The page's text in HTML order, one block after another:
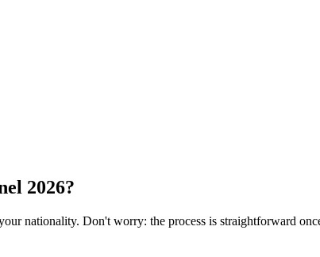
2026?
nationality. Don't worry: the process is straightforward